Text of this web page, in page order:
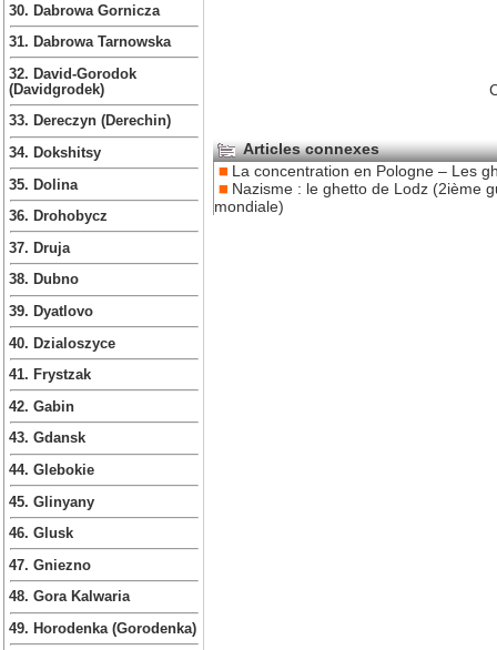
30. Dabrowa Gornicza
31. Dabrowa Tarnowska
32. David-Gorodok
(Davidgrodek)
33. Dereczyn (Derechin)
34. Dokshitsy
35. Dolina
36. Drohobycz
37. Druja
38. Dubno
39. Dyatlovo
40. Dzialoszyce
41. Frystzak
42. Gabin
43. Gdansk
44. Glebokie
45. Glinyany
46. Glusk
47. Gniezno
48. Gora Kalwaria
49. Horodenka (Gorodenka)
Articles connexes
La concentration en Pologne – Les
Nazisme : le ghetto de Lodz (2ième
mondiale)